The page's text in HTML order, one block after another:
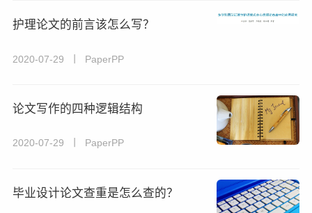
护理论文的前言该怎么写？
2020-07-29 丨 PaperPP
论文写作的四种逻辑结构
2020-07-29 丨 PaperPP
毕业设计论文查重是怎么查的？